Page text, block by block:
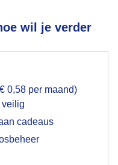
wil je verder
0,58 per maand)
veilig
cadeaus
voor het
op hebt gegeven,
je browser waarin